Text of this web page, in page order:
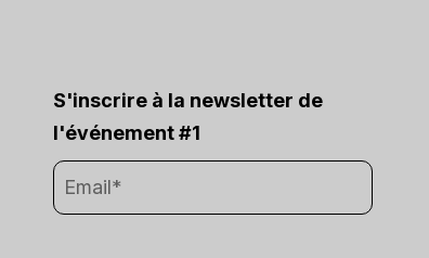
S'inscrire à la newsletter de
l'événement #1